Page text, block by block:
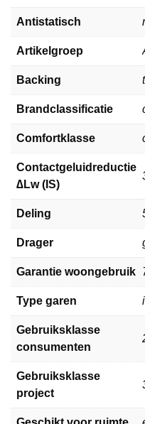
Antistatisch
Artikelgroep
Backing
Brandclassificatie
Comfortklasse
Contactgeluidreductie
∆Lw (IS)
Deling
Drager
Garantie woongebruik
Type garen
Gebruiksklasse
consumenten
Gebruiksklasse
project